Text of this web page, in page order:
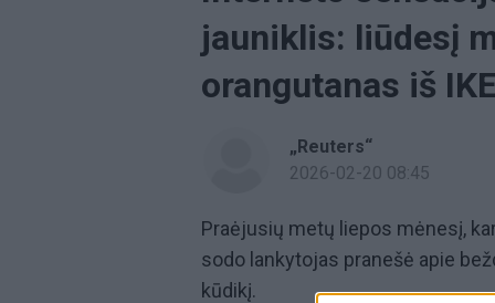
jauniklis: liūdesį
orangutanas iš
„Reuters“
2026-02-20 08:45
Praėjusių metų liepos mėnesį,
sodo lankytojas pranešė apie
kūdikį.